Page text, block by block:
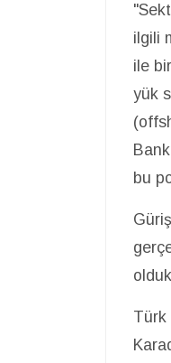
ilgili
ile
yük
bu
Türk